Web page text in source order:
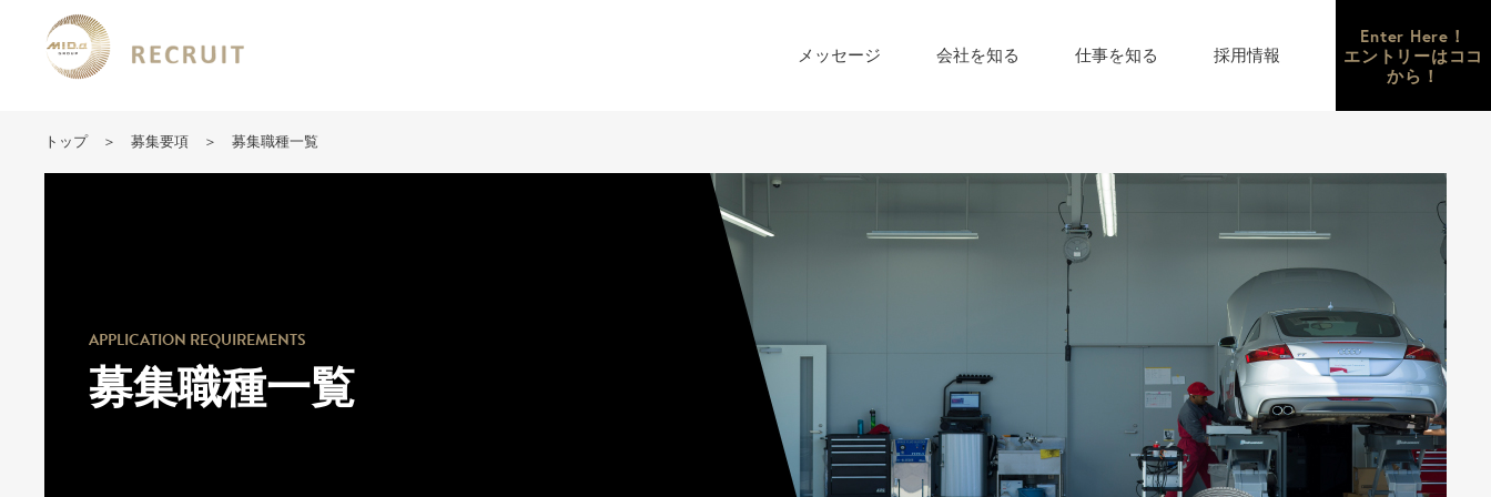
メッセージ 会社を知る 仕事を知る 採用情報
Enter Here！
エントリーはココ
から！
トップ 募集要項 募集職種一覧
APPLICATION REQUIREMENTS
募集職種一覧